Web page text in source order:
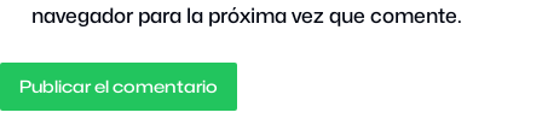
navegador para la próxima vez que comente.